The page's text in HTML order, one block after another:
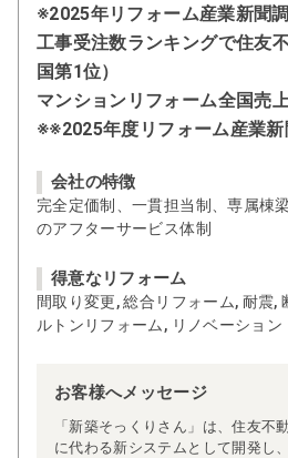
※2025年リフォーム産業新聞
工事受注数ランキングで住友
国第1位）
マンションリフォーム全国売
※※2025年度リフォーム産業新
会社の特徴
完全定価制、一貫担当制、専属棟
のアフターサービス体制
得意なリフォーム
間取り変更, 総合リフォーム, 耐震,
ルトンリフォーム, リノベーション
お客様へメッセージ
「新築そっくりさん」は、住友不
に代わる新システムとして開発し